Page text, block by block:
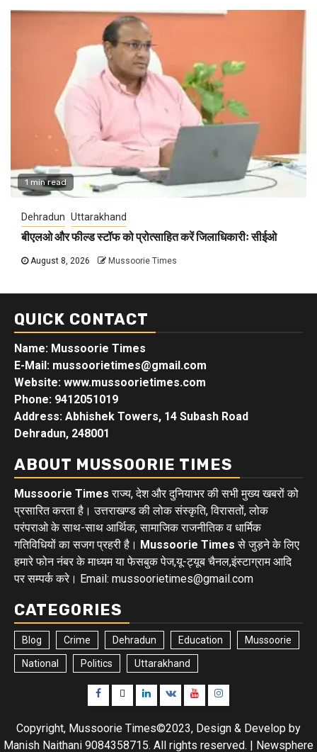
1 min read
Dehradun Uttarakhand
बीएलओ और फील्ड स्टॉफ को प्रोत्साहित करें जिलाधिकारीः सीईओ
August 8, 2026 Mussoorie Times
QUICK CONTACT
Name: Mussoorie Times
E-Mail: mussoorietimes@gmail.com
Website: www.mussoorietimes.com
Phone: 9412051019
Address: Abhishek Towers, 14 Subash Road
Dehradun, 248001
ABOUT MUSSOORIE TIMES
Mussoorie Times राज्य, देश और दुनियाभर की सभी मुख्य खबरों को
प्रसारित करता है। उत्तराखण्ड की लोक संस्कृति, विरासतों, लोक
परंपराओ के साथ-साथ आर्थिक, सामाजिक राजनीतिक व धार्मिक
गतिविधियों का सजग प्रहरी है। Mussoorie Times से जुड़ने के लिए
हमारे फोन नंबर के माध्यम या फेसबुक पेज,यू-ट्यूब चैनल,इंस्टाग्राम आदि
पर सम्पर्क करे। Email: mussoorietimes@gmail.com
CATEGORIES
Blog Crime Dehradun Education Mussoorie
National Politics Uttarakhand
Facebook
TwitterLinkedin
VK YoutubeInstagram
Copyright, Mussoorie Times©2023, Design & Develop by
Manish Naithani 9084358715. All rights reserved. | Newsphere